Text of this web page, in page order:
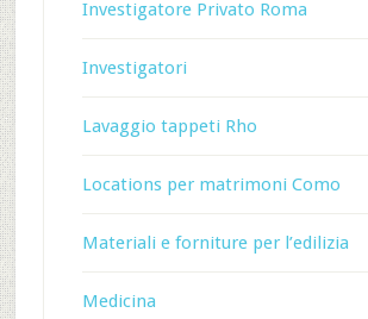
Investigatore Privato Roma
Investigatori
Lavaggio tappeti Rho
Locations per matrimoni Como
Materiali e forniture per l’edilizia
Medicina